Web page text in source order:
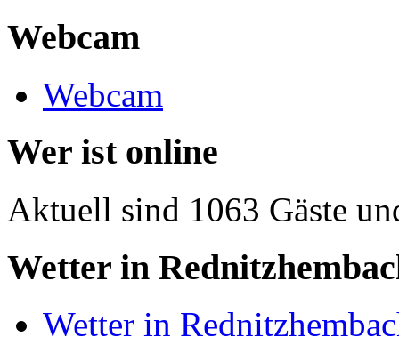
Webcam
Webcam
Wer ist online
Aktuell sind 1063 Gäste
Wetter in
Wetter in